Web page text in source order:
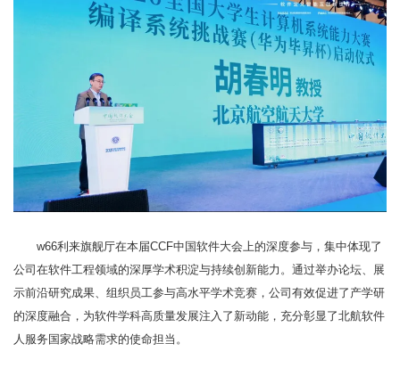
w66利来旗舰厅在本届CCF中国软件大会上的深度参与，集中体现了
公司在软件工程领域的深厚学术积淀与持续创新能力。通过举办论坛、展
示前沿研究成果、组织员工参与高水平学术竞赛，公司有效促进了产学研
的深度融合，为软件学科高质量发展注入了新动能，充分彰显了北航软件
人服务国家战略需求的使命担当。